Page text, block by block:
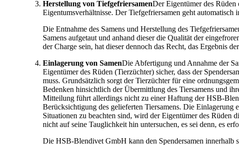
Herstellung von TiefgefriersamenDer Eigentümer des
Eigentumsverhältnisse. Der Tiefgefriersamen geht automatisch
Die Entnahme des Samens und Herstellung des
Samens aufgetaut und anhand dieser die Qualität der
der Charge sein, hat dieser dennoch das Recht, das Ergebnis
Einlagerung von SamenDie Abfertigung und Annahme der
Eigentümer des Rüden (Tierzüchter) sicher, dass der
muss. Grundsätzlich sorgt der Tierzüchter für eine
Bedenken hinsichtlich der Übermittlung des Tiersamens und
Mitteilung führt allerdings nicht zu einer Haftung der HSB-
Berücksichtigung des gelieferten Tiersamens. Die
Situationen zu beachten sind, wird der Eigentümer des
nicht auf seine Tauglichkeit hin untersuchen, es sei denn, es
Die HSB-Blendivet GmbH kann den Spendersamen